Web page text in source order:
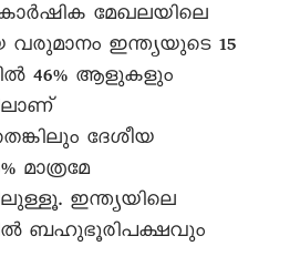
മേഖലയിലെ
വരുമാനം ഇന്ത്യയുടെ 15
46% ആളുകളും
ദേശീയ
മാത്രമേ
ഇന്ത്യയിലെ
ബഹുഭൂരിപക്ഷവും